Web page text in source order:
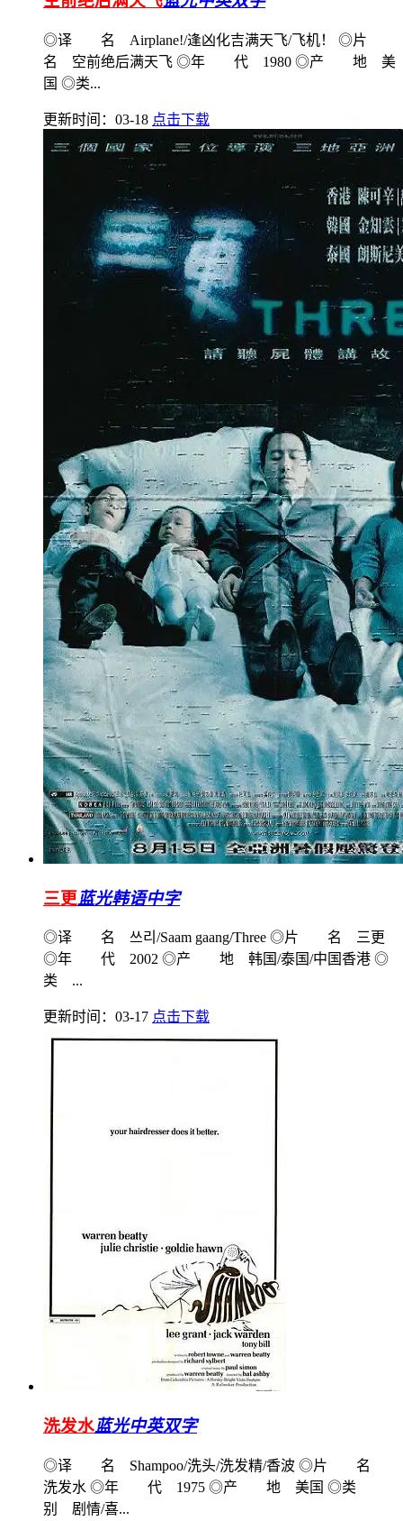
◎译 名 Airplane!/逢凶化吉满天飞/飞机！ ◎片
名 空前绝后满天飞 ◎年 代 1980 ◎产 地 美
国 ◎类...
更新时间：03-18 点击下载
三更蓝光韩语中字
◎译 名 쓰리/Saam gaang/Three ◎片 名 三更
◎年 代 2002 ◎产 地 韩国/泰国/中国香港 ◎
类 ...
更新时间：03-17 点击下载
洗发水蓝光中英双字
◎译 名 Shampoo/洗头/洗发精/香波 ◎片 名
洗发水 ◎年 代 1975 ◎产 地 美国 ◎类
别 剧情/喜...